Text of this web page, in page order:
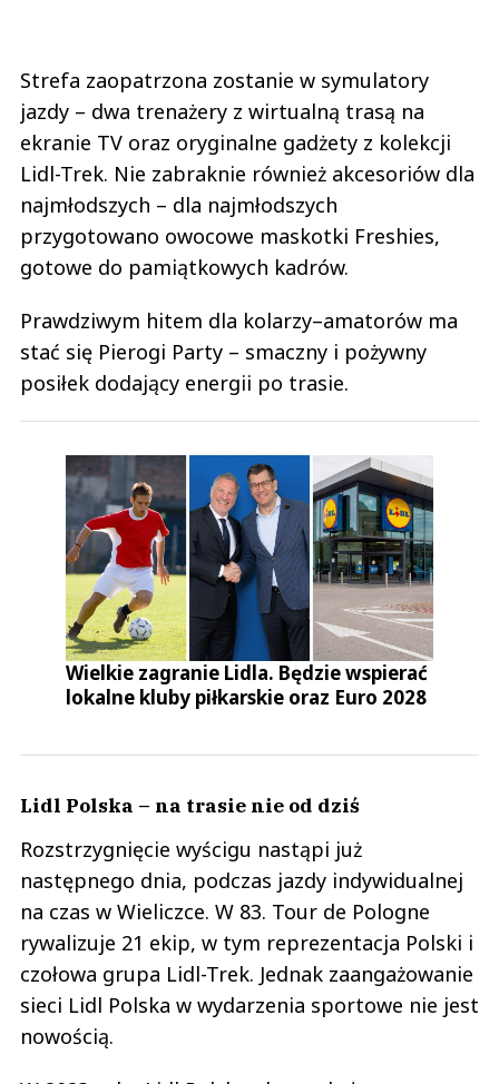
Strefa zaopatrzona zostanie w symulatory
jazdy – dwa trenażery z wirtualną trasą na
ekranie TV oraz oryginalne gadżety z kolekcji
Lidl-Trek. Nie zabraknie również akcesoriów dla
najmłodszych – dla najmłodszych
przygotowano owocowe maskotki Freshies,
gotowe do pamiątkowych kadrów.
Prawdziwym hitem dla kolarzy–amatorów ma
stać się Pierogi Party – smaczny i pożywny
posiłek dodający energii po trasie.
Wielkie zagranie Lidla. Będzie wspierać
lokalne kluby piłkarskie oraz Euro 2028
Lidl Polska – na trasie nie od dziś
Rozstrzygnięcie wyścigu nastąpi już
następnego dnia, podczas jazdy indywidualnej
na czas w Wieliczce. W 83. Tour de Pologne
rywalizuje 21 ekip, w tym reprezentacja Polski i
czołowa grupa Lidl-Trek. Jednak zaangażowanie
sieci Lidl Polska w wydarzenia sportowe nie jest
nowością.